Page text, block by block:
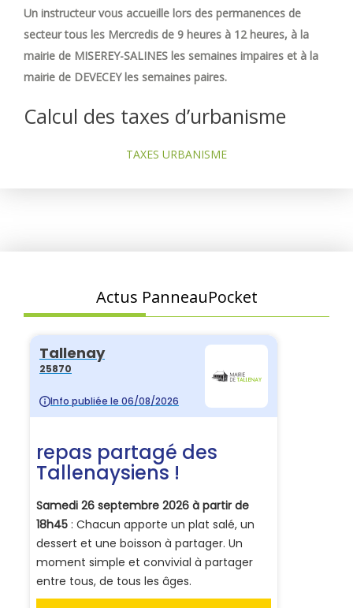
Un instructeur vous accueille lors des permanences de
secteur tous les Mercredis de 9 heures à 12 heures, à la
mairie de MISEREY-SALINES les semaines impaires et à la
mairie de DEVECEY les semaines paires.
Calcul des taxes d’urbanisme
TAXES URBANISME
Actus PanneauPocket